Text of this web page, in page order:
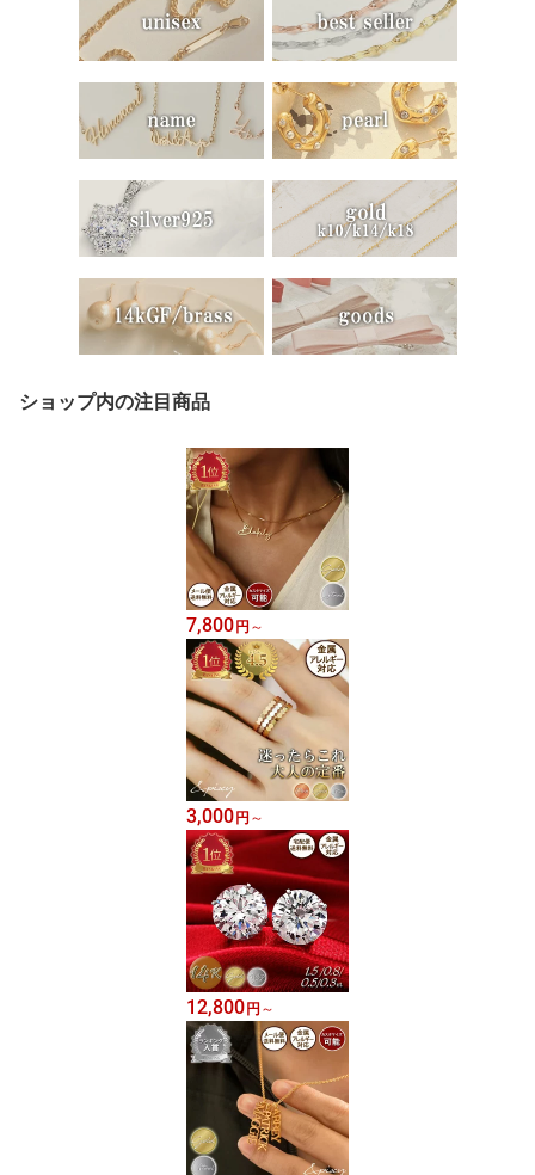
ショップ内の注目商品
7,800 円 ～
3,000 円 ～
12,800 円 ～